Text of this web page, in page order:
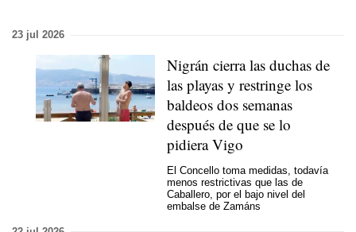
23 jul 2026
Nigrán cierra las duchas de
las playas y restringe los
baldeos dos semanas
después de que se lo
pidiera Vigo
El Concello toma medidas, todavía
menos restrictivas que las de
Caballero, por el bajo nivel del
embalse de Zamáns